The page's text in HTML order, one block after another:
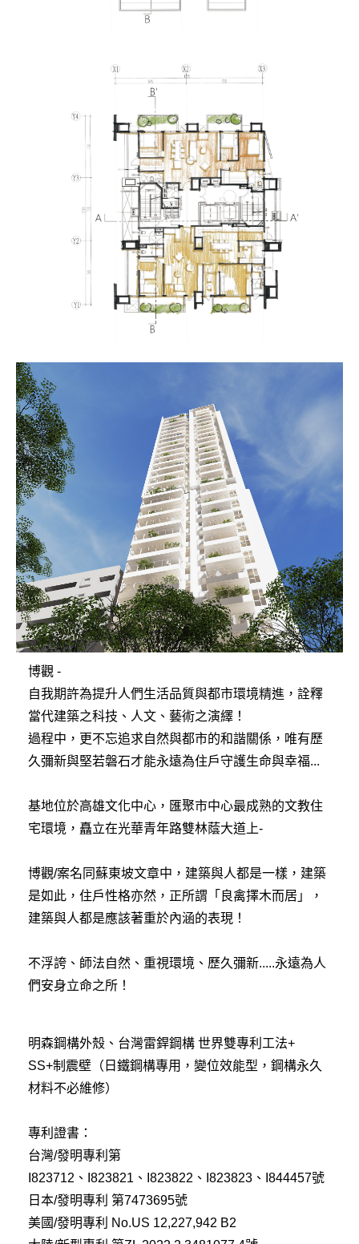
博觀 -
自我期許為提升人們生活品質與都市環境精進，詮釋
當代建築之科技、人文、藝術之演繹！
過程中，更不忘追求自然與都市的和諧關係，唯有歷
久彌新與堅若磐石才能永遠為住戶守護生命與幸福...
基地位於高雄文化中心，匯聚市中心最成熟的文教住
宅環境，矗立在光華青年路雙林蔭大道上-
博觀/案名同蘇東坡文章中，建築與人都是一樣，建築
是如此，住戶性格亦然，正所謂「良禽擇木而居」，
建築與人都是應該著重於內涵的表現！
不浮誇、師法自然、重視環境、歷久彌新.....永遠為人
們安身立命之所！
明森鋼構外殼、台灣雷銲鋼構 世界雙專利工法+
SS+制震壁（日鐵鋼構專用，變位效能型，鋼構永久
材料不必維修）
專利證書：
台灣/發明專利第
I823712、I823821、I823822、I823823、I844457號
日本/發明專利 第7473695號
美國/發明專利 No.US 12,227,942 B2